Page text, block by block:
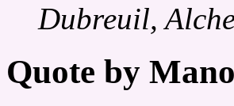
Dubreuil,
Quote by